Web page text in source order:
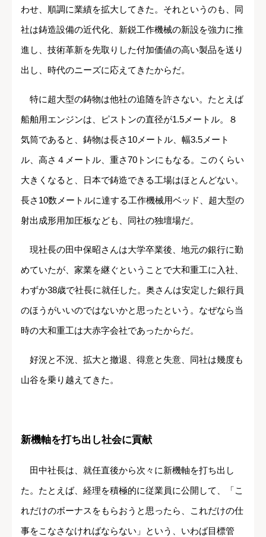
わせ、順調に業績を拡大してきた。それというのも、同
社は鋳造設備の近代化、新鋭工作機械の新設を強力に推
進し、技術革新を先取りした付加価値の高い製品を送り
出し、時代のニーズに応えてきたからだ。
特に超大型の鋳物は他社の追随を許さない。たとえば
船舶用エンジンは、ピストンの直径が1.5メートル。８
気筒であると、鋳物は長さ10メートル、幅3.5メート
ル、高さ４メートル、重さ70トンにもなる。このくらい
大きくなると、日本で鋳造できる工場はほとんどない。
長さ10数メートルに達する工作機械用ベッド、超大型の
射出成形用加圧板なども、同社の独壇場だ。
現社長の田中保昭さんは大学卒業後、地元の銀行に勤
めていたが、家業を継ぐということで大和重工に入社、
わずか38歳で社長に就任した。奥さんは安定した銀行員
のほうがいいのではないかと思ったという。なぜなら当
時の大和重工は大赤字会社であったからだ。
好況と不況、拡大と撤退、得意と失意、同社は幾度も
山谷を乗り越えてきた。
新機軸を打ち出し社会に貢献
田中社長は、就任直後から次々に新機軸を打ち出し
た。たとえば、経理を積極的に従業員に公開して、「こ
れだけのボーナスをもらおうと思ったら、これだけの仕
事をこなさなければならない」という、いわば目標管